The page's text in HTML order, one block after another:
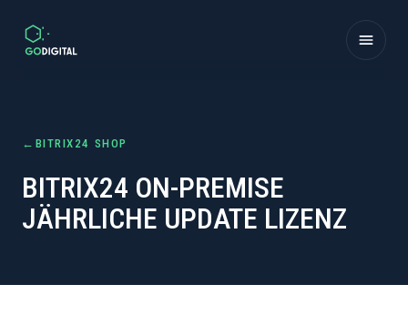
← BITRIX24 SHOP
BITRIX24 ON-PREMISE
JÄHRLICHE UPDATE LIZENZ